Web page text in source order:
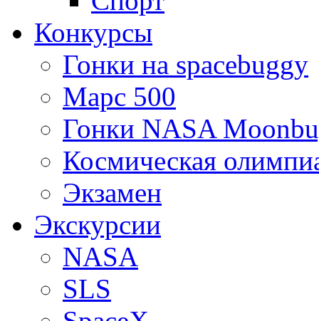
Конкурсы
Гонки на spacebuggy
Марс 500
Гонки NASA
Космическая
Экзамен
Экскурсии
NASA
SLS